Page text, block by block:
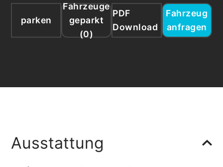
parken
Fahrzeuge
geparkt
(0)
PDF
Download
Fahrzeug
anfragen
Ausstattung